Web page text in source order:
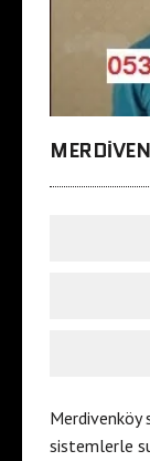
Merdivenköy
sistemlerle